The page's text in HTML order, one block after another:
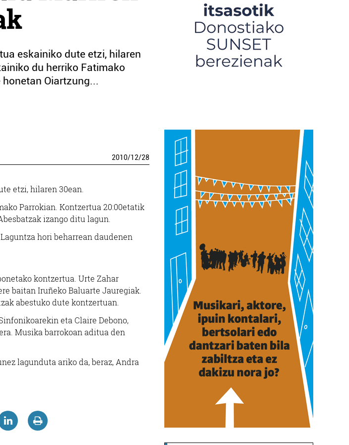
eskainiko dute etzi, hilaren
du herriko Fatimako
Oiartzung...
2010/12/28
etzi, hilaren 30ean.
Parrokian. Kontzertua 20:00etatik
izango ditu lagun.
hori beharrean daudenen
kontzertua. Urte Zahar
baitan Iruñeko Baluarte Jauregiak.
abestuko dute kontzertuan.
eta Claire Debono,
Musika barrokoan aditua den
lagunduta ariko da, beraz, Andra